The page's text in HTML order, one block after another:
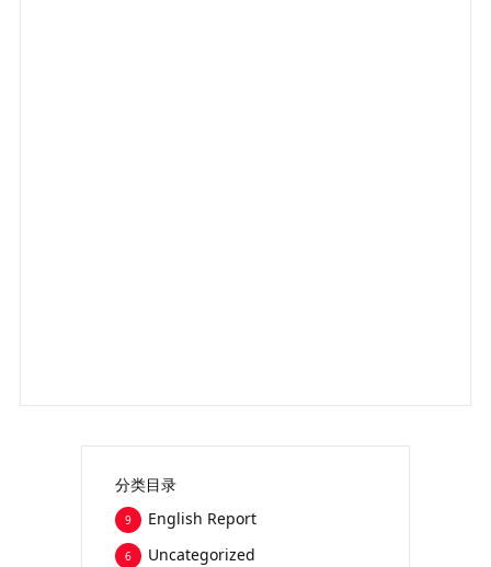
分类目录
English Report
9
Uncategorized
6